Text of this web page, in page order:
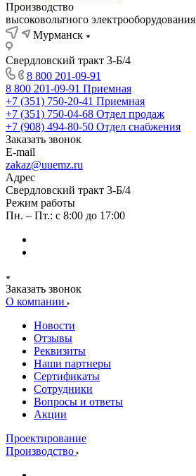
Производство
высоковольтного электрооборудования
Мурманск
Свердловский тракт 3-Б/4
8 800 201-09-91
8 800 201-09-91 Приемная
+7 (351) 750-20-41 Приемная
+7 (351) 750-04-68 Отдел продаж
+7 (908) 494-80-50 Отдел снабжения
Заказать звонок
E-mail
zakaz@uuemz.ru
Адрес
Свердловский тракт 3-Б/4
Режим работы
Пн. – Пт.: с 8:00 до 17:00
Заказать звонок
О компании
Новости
Отзывы
Реквизиты
Наши партнеры
Сертификаты
Сотрудники
Вопросы и ответы
Акции
Проектирование
Производство